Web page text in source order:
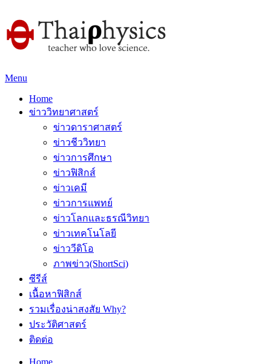
Menu
Home
ข่าววิทยาศาสตร์
ข่าวดาราศาสตร์
ข่าวชีววิทยา
ข่าวการศึกษา
ข่าวฟิสิกส์
ข่าวเคมี
ข่าวการแพทย์
ข่าวโลกและธรณีวิทยา
ข่าวเทคโนโลยี
ข่าววีดิโอ
ภาพข่าว(ShortSci)
ซีรีส์
เนื้อหาฟิสิกส์
รวมเรื่องน่าสงสัย Why?
ประวัติศาสตร์
ติดต่อ
Home